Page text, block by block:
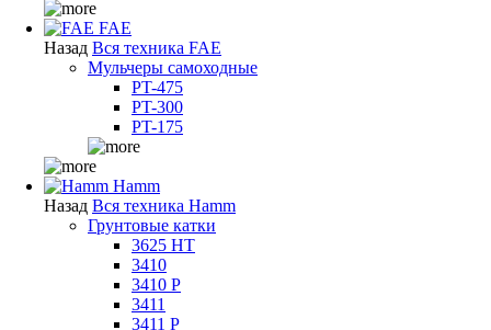
FAE
Назад Вся техника FAE
Мульчеры самоходные
PT-475
PT-300
PT-175
Hamm
Назад Вся техника Hamm
Грунтовые катки
3625 HT
3410
3410 P
3411
3411 P